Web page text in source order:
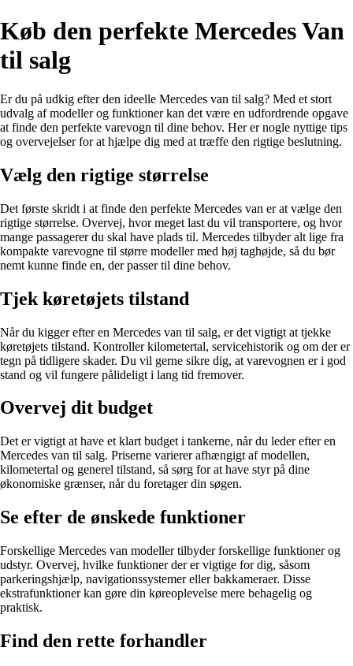
Køb den perfekte Mercedes Van
til salg
Er du på udkig efter den ideelle Mercedes van til salg? Med et stort
udvalg af modeller og funktioner kan det være en udfordrende opgave
at finde den perfekte varevogn til dine behov. Her er nogle nyttige tips
og overvejelser for at hjælpe dig med at træffe den rigtige beslutning.
Vælg den rigtige størrelse
Det første skridt i at finde den perfekte Mercedes van er at vælge den
rigtige størrelse. Overvej, hvor meget last du vil transportere, og hvor
mange passagerer du skal have plads til. Mercedes tilbyder alt lige fra
kompakte varevogne til større modeller med høj taghøjde, så du bør
nemt kunne finde en, der passer til dine behov.
Tjek køretøjets tilstand
Når du kigger efter en Mercedes van til salg, er det vigtigt at tjekke
køretøjets tilstand. Kontroller kilometertal, servicehistorik og om der er
tegn på tidligere skader. Du vil gerne sikre dig, at varevognen er i god
stand og vil fungere pålideligt i lang tid fremover.
Overvej dit budget
Det er vigtigt at have et klart budget i tankerne, når du leder efter en
Mercedes van til salg. Priserne varierer afhængigt af modellen,
kilometertal og generel tilstand, så sørg for at have styr på dine
økonomiske grænser, når du foretager din søgen.
Se efter de ønskede funktioner
Forskellige Mercedes van modeller tilbyder forskellige funktioner og
udstyr. Overvej, hvilke funktioner der er vigtige for dig, såsom
parkeringshjælp, navigationssystemer eller bakkameraer. Disse
ekstrafunktioner kan gøre din køreoplevelse mere behagelig og
praktisk.
Find den rette forhandler